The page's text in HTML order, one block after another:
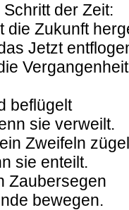
der Zeit:
die Zukunft
Jetzt
beflügelt
sie verweilt.
Zweifeln
sie enteilt.
Zaubersegen
bewegen.